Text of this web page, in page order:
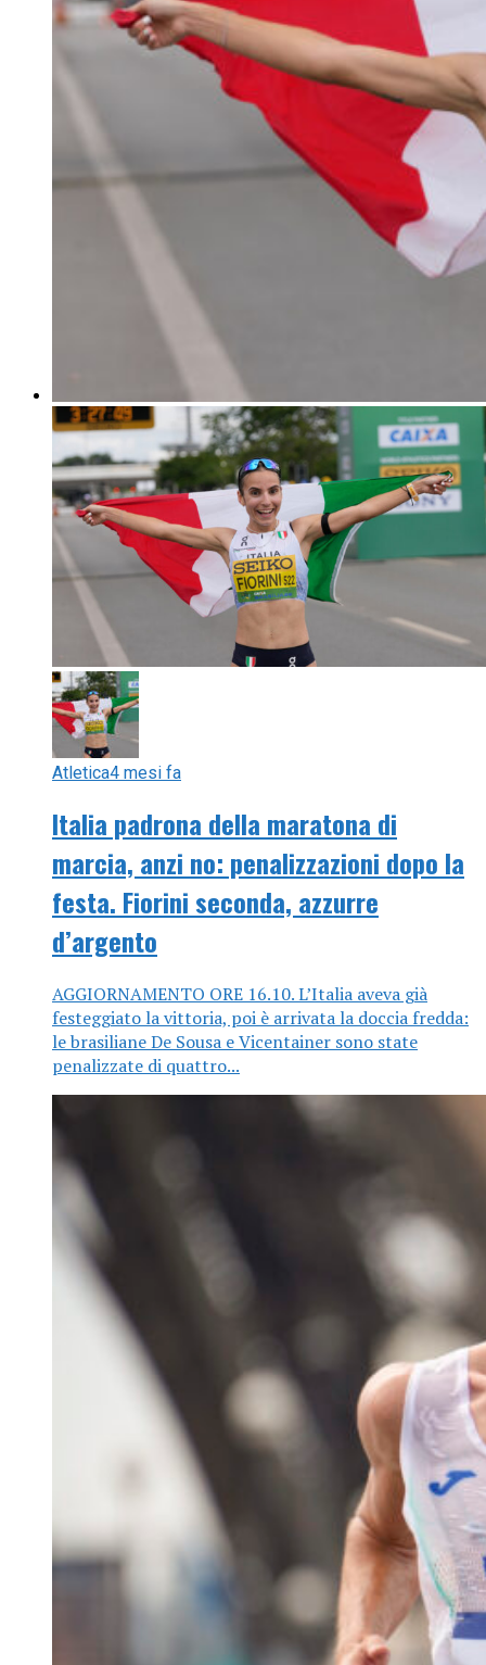
Atletica4 mesi fa
Italia padrona della maratona di
marcia, anzi no: penalizzazioni dopo la
festa. Fiorini seconda, azzurre
d’argento
AGGIORNAMENTO ORE 16.10. L’Italia aveva già
festeggiato la vittoria, poi è arrivata la doccia fredda:
le brasiliane De Sousa e Vicentainer sono state
penalizzate di quattro...